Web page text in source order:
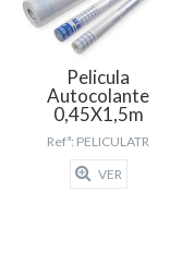
Pelicula
Autocolante
0,45X1,5m
Refª: PELICULATR
VER